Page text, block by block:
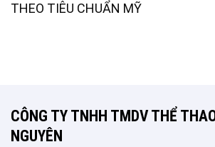
THEO TIÊU CHUẨN MỸ
CÔNG TY TNHH TMDV THỂ
NGUYÊN